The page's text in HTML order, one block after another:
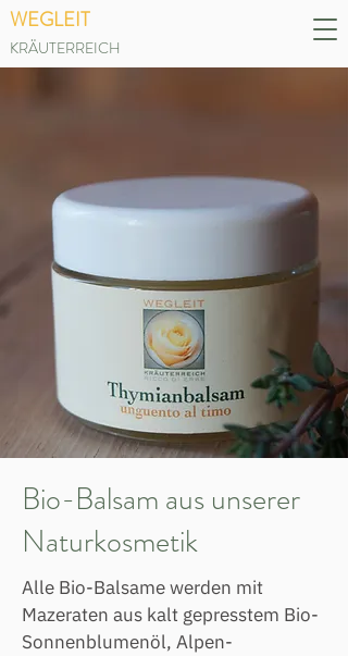
WEGLEIT
KRÄUTERREICH
Bio-Balsam aus unserer
Naturkosmetik
Alle Bio-Balsame werden mit
Mazeraten aus kalt gepresstem Bio-
Sonnenblumenöl, Alpen-